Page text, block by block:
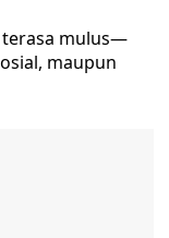
terasa mulus—
maupun